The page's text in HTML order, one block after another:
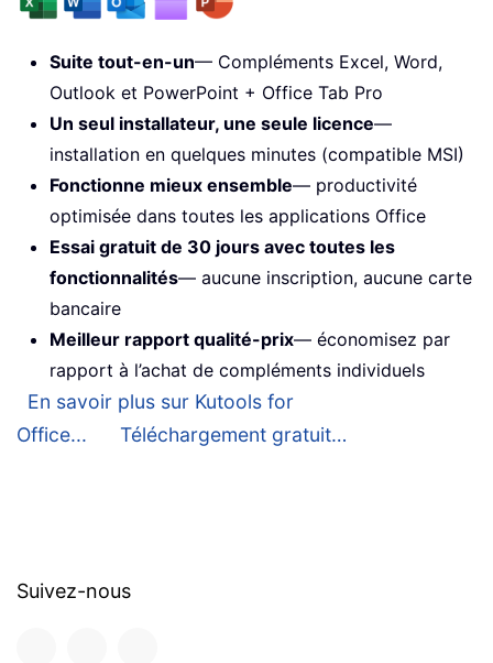
Suite tout-en-un— Compléments Excel, Word,
Outlook et PowerPoint + Office Tab Pro
Un seul installateur, une seule licence—
installation en quelques minutes (compatible MSI)
Fonctionne mieux ensemble— productivité
optimisée dans toutes les applications Office
Essai gratuit de 30 jours avec toutes les
fonctionnalités— aucune inscription, aucune carte
bancaire
Meilleur rapport qualité-prix— économisez par
rapport à l’achat de compléments individuels
En savoir plus sur Kutools for
Office...
Téléchargement gratuit…
Suivez-nous